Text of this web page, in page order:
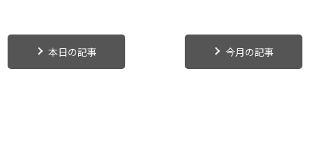
本日の記事 今月の記事